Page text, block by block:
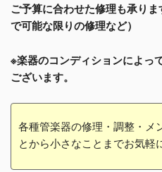
ご予算に合わせた修理も承り
で可能な限りの修理など）
※楽器のコンディションによっ
ございます。
各種管楽器の修理・調整・メ
とから小さなことまでお気軽